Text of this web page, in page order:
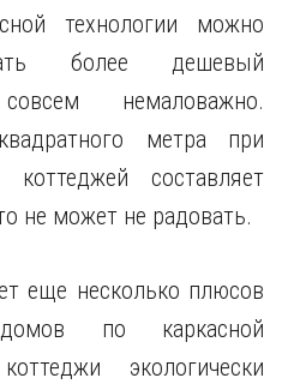
технологии можно
более дешевый
немаловажно.
метра при
коттеджей составляет
не может не радовать.
еще несколько плюсов
по каркасной
экологически